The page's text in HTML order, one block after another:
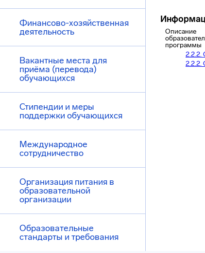
Финансово-хозяйственная
деятельность
Вакантные места для
приёма (перевода)
обучающихся
Стипендии и меры
поддержки обучающихся
Международное
сотрудничество
Организация питания в
образовательной
организации
Образовательные
стандарты и требования
Описание
программы
2.2.2.